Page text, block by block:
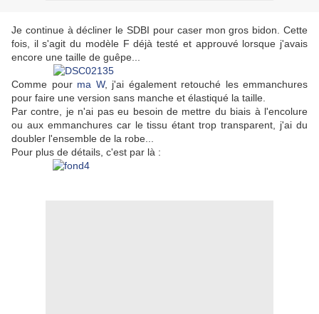
Je continue à décliner le SDBI pour caser mon gros bidon. Cette
fois, il s'agit du modèle F déjà testé et approuvé lorsque j'avais
encore une taille de guêpe...
Comme pour ma W, j'ai également retouché les emmanchures
pour faire une version sans manche et élastiqué la taille.
Par contre, je n'ai pas eu besoin de mettre du biais à l'encolure
ou aux emmanchures car le tissu étant trop transparent, j'ai du
doubler l'ensemble de la robe...
Pour plus de détails, c'est par là :